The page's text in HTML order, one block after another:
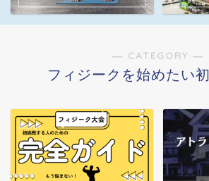
― CATEGORY ―
フィジークを始めたい